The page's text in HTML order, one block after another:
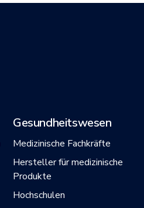
Gesundheitswesen
Medizinische Fachkräfte
Hersteller für medizinische
Produkte
Hochschulen